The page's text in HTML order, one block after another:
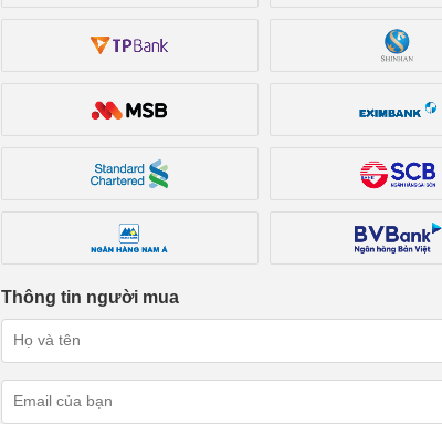
Thông tin người mua